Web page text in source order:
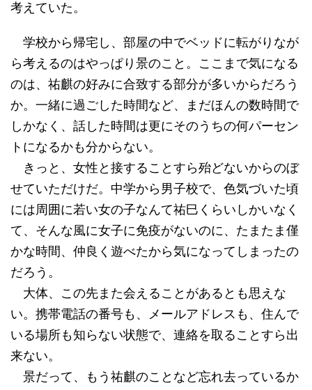
考えていた。
学校から帰宅し、部屋の中でベッドに転がりなが
ら考えるのはやっぱり景のこと。ここまで気になる
のは、祐麒の好みに合致する部分が多いからだろう
か。一緒に過ごした時間など、まだほんの数時間で
しかなく、話した時間は更にそのうちの何パーセン
トになるかも分からない。
きっと、女性と接することすら殆どないからのぼ
せていただけだ。中学から男子校で、色気づいた頃
には周囲に若い女の子なんて祐巳くらいしかいなく
て、そんな風に女子に免疫がないのに、たまたま僅
かな時間、仲良く遊べたから気になってしまったの
だろう。
大体、この先また会えることがあるとも思えな
い。携帯電話の番号も、メールアドレスも、住んで
いる場所も知らない状態で、連絡を取ることすら出
来ない。
景だって、もう祐麒のことなど忘れ去っているか